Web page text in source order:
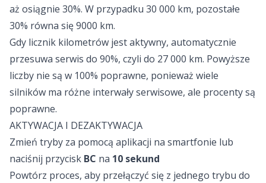
aż osiągnie 30%. W przypadku 30 000 km, pozostałe
30% równa się 9000 km.
Gdy licznik kilometrów jest aktywny, automatycznie
przesuwa serwis do 90%, czyli do 27 000 km. Powyższe
liczby nie są w 100% poprawne, ponieważ wiele
silników ma różne interwały serwisowe, ale procenty są
poprawne.
AKTYWACJA I DEZAKTYWACJA
Zmień tryby za pomocą aplikacji na smartfonie lub
naciśnij przycisk BC na 10 sekund
Powtórz proces, aby przełączyć się z jednego trybu do